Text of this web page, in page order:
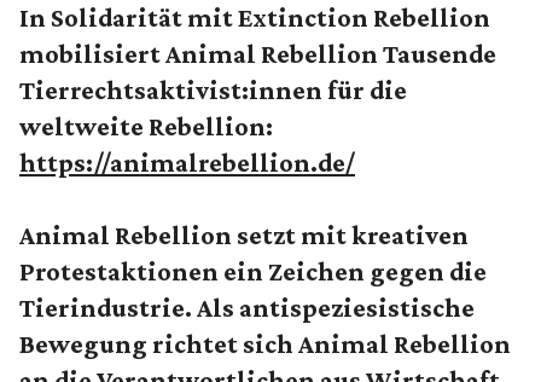
In Solidarität mit Extinction Rebellion
mobilisiert Animal Rebellion Tausende
Tierrechtsaktivist:innen für die
weltweite Rebellion:
https://animalrebellion.de/
Animal Rebellion setzt mit kreativen
Protestaktionen ein Zeichen gegen die
Tierindustrie. Als antispeziesistische
Bewegung richtet sich Animal Rebellion